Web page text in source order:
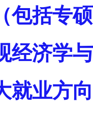
包括专
经济学
就业方